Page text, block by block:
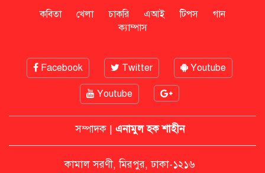
এনসিপি
রাষ্ট্রপতি অবসর সুবিধা কী পাবেন মো.
সাহাবুদ্দিন
মশার কয়েল জ্বালাতে বিস্ফোরণে দগ্ধ
পোশাকশ্রমিক দম্পতি
নিট প্রশ্নফাঁস নিয়ে নীরবতা ভাঙলেন
কবিতা খেলা চাকরি এআই টিপস
গান
ক্যাম্পাস
Facebook Twitter Youtube
Youtube
সম্পাদক | এনামুল হক শাহীন
কামাল সরণী, মিরপুর, ঢাকা-১২১৬